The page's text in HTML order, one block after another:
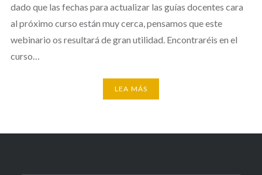
dado que las fechas para actualizar las guías docentes cara
al próximo curso están muy cerca, pensamos que este
webinario os resultará de gran utilidad. Encontraréis en el
curso…
LEA MÁS